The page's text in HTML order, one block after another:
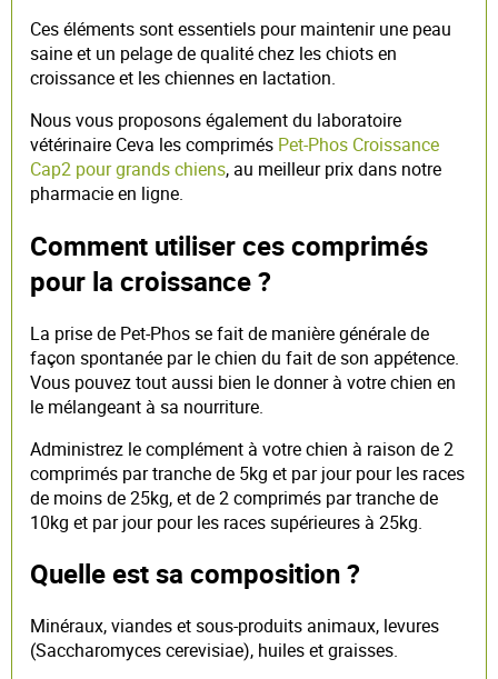
Ces éléments sont essentiels pour maintenir une peau
saine et un pelage de qualité chez les chiots en
croissance et les chiennes en lactation.
Nous vous proposons également du laboratoire
vétérinaire Ceva les comprimés Pet-Phos Croissance
Cap2 pour grands chiens, au meilleur prix dans notre
pharmacie en ligne.
Comment utiliser ces comprimés
pour la croissance ?
La prise de Pet-Phos se fait de manière générale de
façon spontanée par le chien du fait de son appétence.
Vous pouvez tout aussi bien le donner à votre chien en
le mélangeant à sa nourriture.
Administrez le complément à votre chien à raison de 2
comprimés par tranche de 5kg et par jour pour les races
de moins de 25kg, et de 2 comprimés par tranche de
10kg et par jour pour les races supérieures à 25kg.
Quelle est sa composition ?
Minéraux, viandes et sous-produits animaux, levures
(Saccharomyces cerevisiae), huiles et graisses.